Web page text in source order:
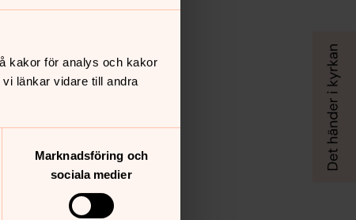
kakor för analys och kakor
länkar vidare till andra
Marknadsföring och
sociala medier